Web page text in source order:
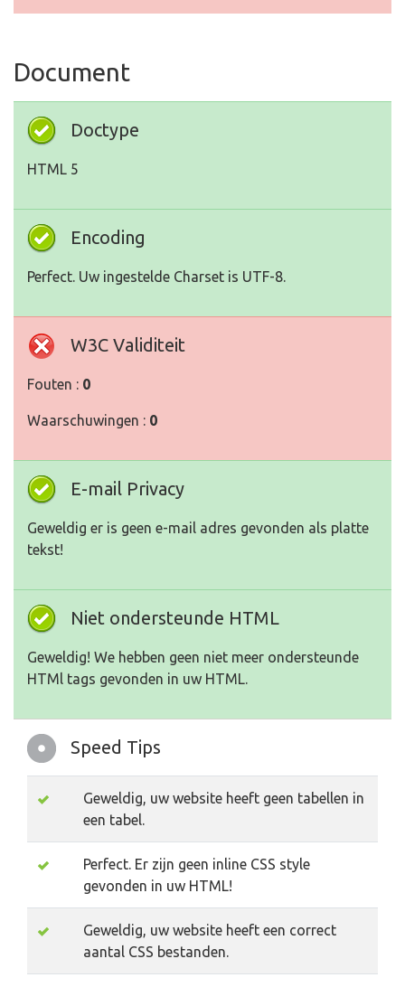
Document
Doctype
HTML 5
Encoding
Perfect. Uw ingestelde Charset is UTF-8.
W3C Validiteit
Fouten : 0
Waarschuwingen : 0
E-mail Privacy
Geweldig er is geen e-mail adres gevonden als platte
tekst!
Niet ondersteunde HTML
Geweldig! We hebben geen niet meer ondersteunde
HTMl tags gevonden in uw HTML.
Speed Tips
Geweldig, uw website heeft geen tabellen in
een tabel.
Perfect. Er zijn geen inline CSS style
gevonden in uw HTML!
Geweldig, uw website heeft een correct
aantal CSS bestanden.